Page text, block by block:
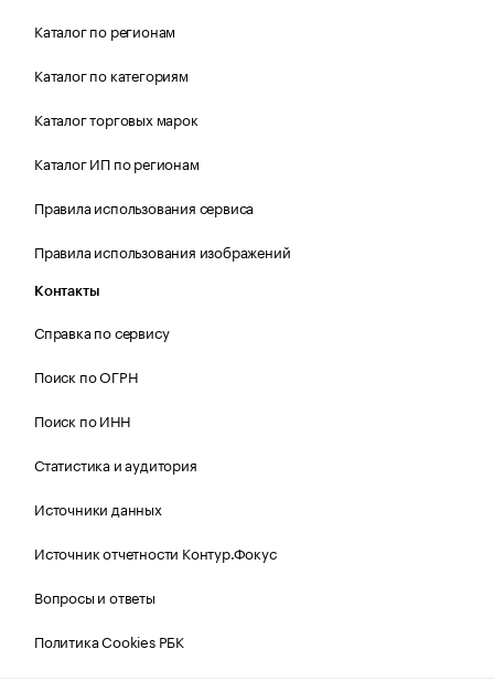
Каталог по регионам
Каталог по категориям
Каталог торговых марок
Каталог ИП по регионам
Правила использования сервиса
Правила использования изображений
Контакты
Справка по сервису
Поиск по ОГРН
Поиск по ИНН
Статистика и аудитория
Источники данных
Источник отчетности Контур.Фокус
Вопросы и ответы
Политика Cookies РБК